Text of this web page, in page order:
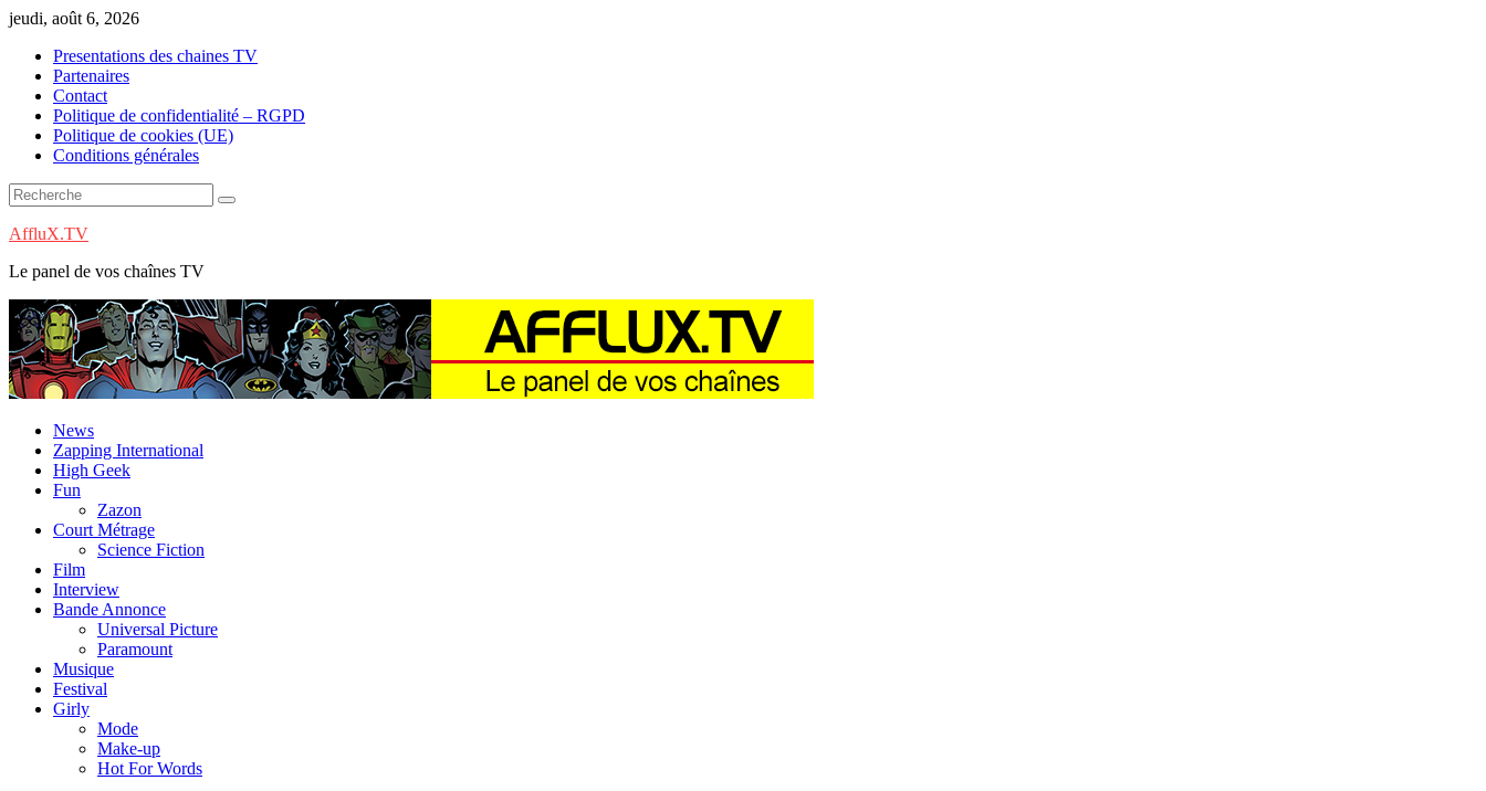
Skip
content
jeudi, août 6, 2026
Presentations des chaines TV
Partenaires
Contact
Politique de confidentialité – RGPD
Politique de cookies (UE)
Conditions générales
AffluX.TV
Le panel de vos chaînes TV
News
Zapping International
High Geek
Fun
Zazon
Court Métrage
Science Fiction
Film
Interview
Bande Annonce
Universal Picture
Paramount
Musique
Festival
Girly
Mode
Make-up
Hot For Words